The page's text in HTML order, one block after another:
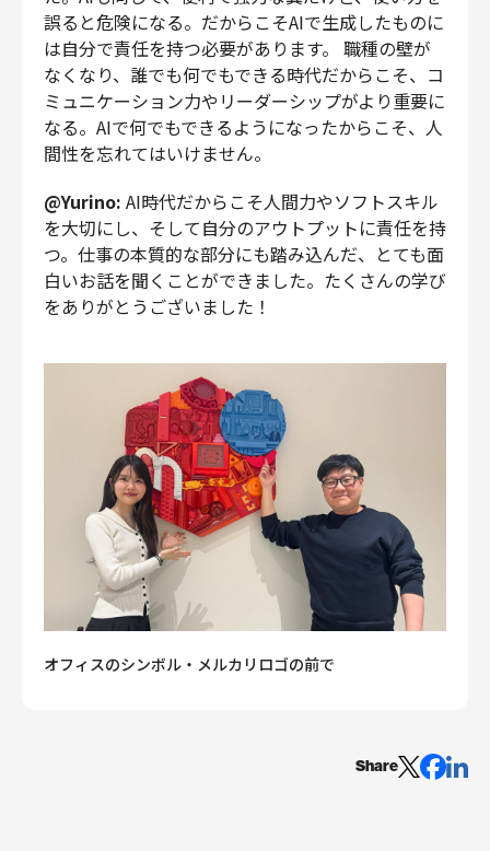
誤ると危険になる。だからこそAIで生成したものに
は自分で責任を持つ必要があります。 職種の壁が
なくなり、誰でも何でもできる時代だからこそ、コ
ミュニケーション力やリーダーシップがより重要に
なる。AIで何でもできるようになったからこそ、人
間性を忘れてはいけません。
@Yurino: AI時代だからこそ人間力やソフトスキル
を大切にし、そして自分のアウトプットに責任を持
つ。仕事の本質的な部分にも踏み込んだ、とても面
白いお話を聞くことができました。たくさんの学び
をありがとうございました！
オフィスのシンボル・メルカリロゴの前で
Share